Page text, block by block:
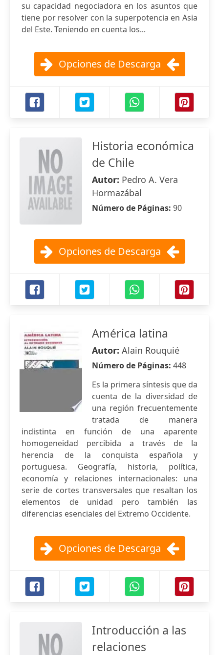
su capacidad negociadora en los asuntos que
tiene por resolver con la superpotencia en Asia
del Este. Teniendo en cuenta los...
Opciones de Descarga
Historia económica
de Chile
Autor: Pedro A. Vera
Hormazábal
Número de Páginas: 90
Opciones de Descarga
América latina
Autor: Alain Rouquié
Número de Páginas: 448
Es la primera síntesis que da
cuenta de la diversidad de
una región frecuentemente
tratada de manera
indistinta en función de una aparente
homogeneidad percibida a través de la
herencia de la conquista española y
portuguesa. Geografía, historia, política,
economía y relaciones internacionales: una
serie de cortes transversales que resaltan los
elementos de unidad pero también las
diferencias esenciales del Extremo Occidente.
Opciones de Descarga
Introducción a las
relaciones